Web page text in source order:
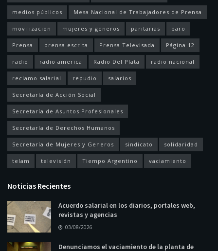
medios públicos Mesa Nacional de Trabajadores de Prensa
movilización mujeres y generos paritarias paro
Prensa prensa escrita Prensa Televisada Página 12
radio radio america Radio Del Plata radio nacional
reclamo salarial repudio salarios
Secretaría de Acción Social
Secretaría de Asuntos Profesionales
Secretaría de Derechos Humanos
Secretaría de Mujeres y Generos sindicato solidaridad
telam televisión Tiempo Argentino vaciamiento
Noticias Recientes
Acuerdo salarial en los diarios, portales web,
revistas y agencias
03/08/2026
Denunciamos el vaciamiento de la planta de